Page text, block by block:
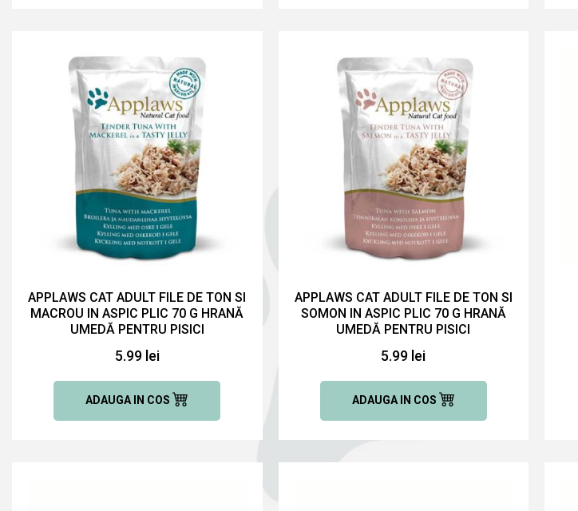
APPLAWS CAT ADULT FILE DE TON SI
MACROU IN ASPIC PLIC 70 G HRANĂ
UMEDĂ PENTRU PISICI
5.99 lei
ADAUGA IN COS
APPLAWS CAT ADULT FILE DE TON SI
SOMON IN ASPIC PLIC 70 G HRANĂ
UMEDĂ PENTRU PISICI
5.99 lei
ADAUGA IN COS